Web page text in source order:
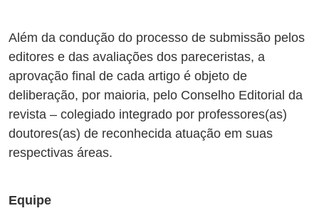
Além da condução do processo de submissão pelos
editores e das avaliações dos pareceristas, a
aprovação final de cada artigo é objeto de
deliberação, por maioria, pelo Conselho Editorial da
revista – colegiado integrado por professores(as)
doutores(as) de reconhecida atuação em suas
respectivas áreas.
Equipe